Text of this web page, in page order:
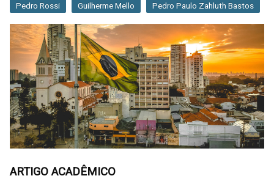
Pedro Rossi Guilherme Mello Pedro Paulo Zahluth Bastos
ARTIGO ACADÊMICO